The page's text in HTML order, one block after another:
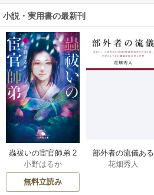
小説・実用書の最新刊
蟲祓いの宦官師弟 2
巻
小野はるか
無料立読み
部外者の流儀ある
日、三木たかしの5
花畑秀人